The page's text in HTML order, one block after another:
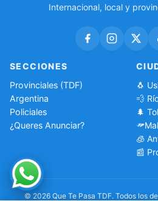
Internacional, local y
SECCIONES
Provinciales (TDF)
Argentina
Policiales
¿Queres Anunciar?
🐧
💨
🌲
🧊
📰
© 2026 Que Te Pasa TDF. Todos los